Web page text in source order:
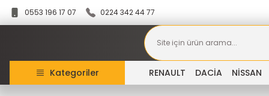
0553 196 17 07 0224 342 44 77
Kategoriler RENAULT DACİA NİSSAN